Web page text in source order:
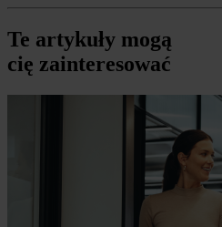
Te artykuły mogą
cię zainteresować